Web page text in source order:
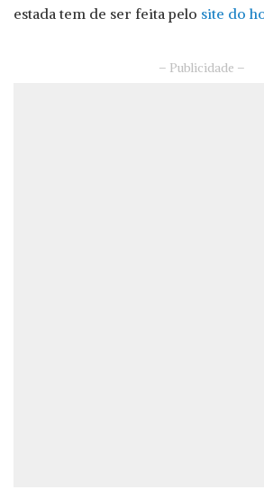
estada tem de ser feita pelo site do
– Publicidade –